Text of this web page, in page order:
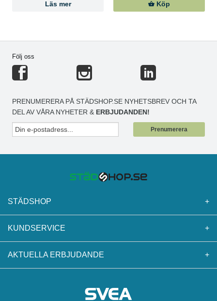
Läs mer Köp
Följ oss
PRENUMERERA PÅ STÄDSHOP.SE NYHETSBREV OCH TA
DEL AV VÅRA NYHETER & ERBJUDANDEN!
Prenumerera
STÄDSHOP +
KUNDSERVICE +
AKTUELLA ERBJUDANDE +